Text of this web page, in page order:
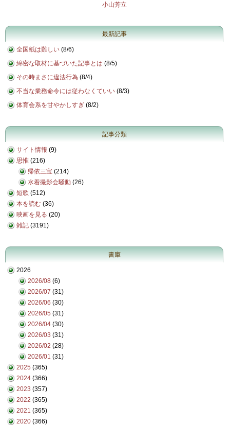
小山芳立
最新記事
全国紙は難しい (8/6)
綿密な取材に基づいた記事とは (8/5)
その時まさに違法行為 (8/4)
不当な業務命令には従わなくていい (8/3)
体育会系を甘やかしすぎ (8/2)
記事分類
サイト情報 (9)
思惟 (216)
帰依三宝 (214)
水着撮影会騒動 (26)
短歌 (512)
本を読む (36)
映画を見る (20)
雑記 (3191)
書庫
2026
2026/08 (6)
2026/07 (31)
2026/06 (30)
2026/05 (31)
2026/04 (30)
2026/03 (31)
2026/02 (28)
2026/01 (31)
2025 (365)
2024 (366)
2023 (357)
2022 (365)
2021 (365)
2020 (366)